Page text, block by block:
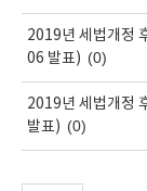
2019년 세법개정
06 발표) (0)
2019년 세법개정
발표) (0)